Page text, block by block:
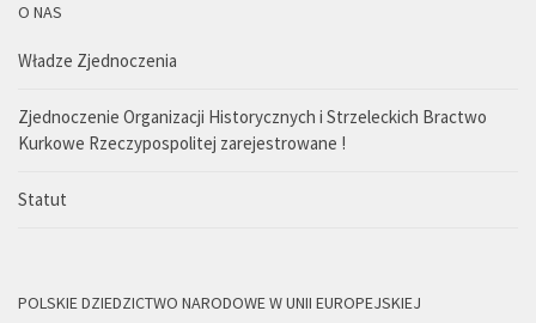
O NAS
Władze Zjednoczenia
Zjednoczenie Organizacji Historycznych i Strzeleckich Bractwo
Kurkowe Rzeczypospolitej zarejestrowane !
Statut
POLSKIE DZIEDZICTWO NARODOWE W UNII EUROPEJSKIEJ